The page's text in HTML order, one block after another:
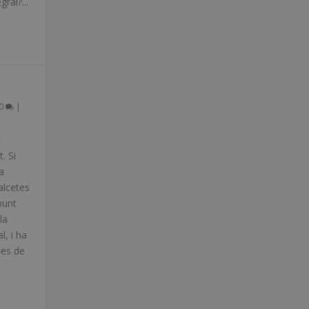
0 |
Si
i ha
de